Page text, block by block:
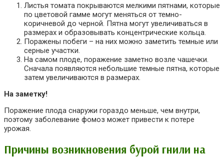
Листья томата покрываются мелкими пятнами, которые
по цветовой гамме могут меняться от темно-
коричневой до черной. Пятна могут увеличиваться в
размерах и образовывать концентрические кольца.
Поражены побеги – на них можно заметить темные или
серные участки.
На самом плоде, поражение заметно возле чашечки.
Сначала появляются небольшие темные пятна, которые
затем увеличиваются в размерах.
На заметку!
Поражение плода снаружи гораздо меньше, чем внутри,
поэтому заболевание фомоз может привести к потере
урожая.
Причины возникновения бурой гнили на